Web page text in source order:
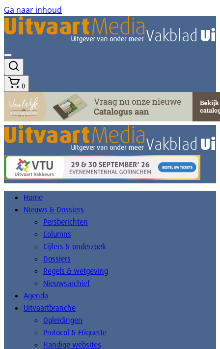
Ga naar inhoud
0
Home
Nieuws & Dossiers
Persberichten
Columns
Cijfers & onderzoek
Dossiers
Regels & wetgeving
Nieuwsarchief
Agenda
Uitvaartbranche
Opleidingen
Protocol & Etiquette
Handige websites